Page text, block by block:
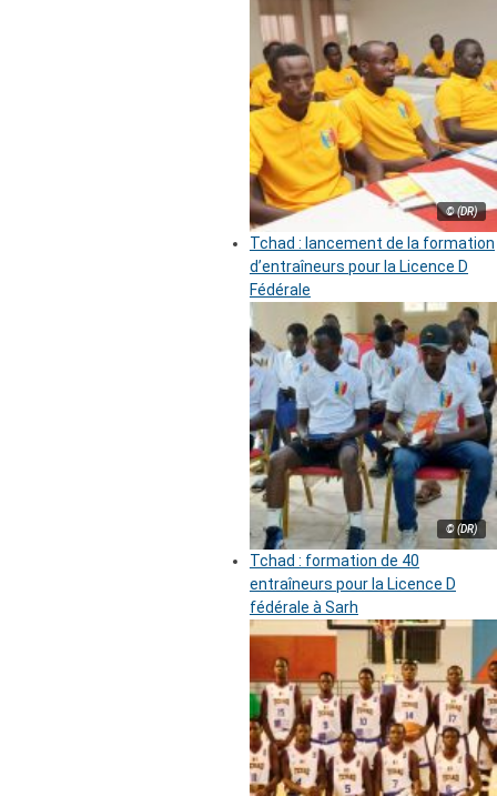
© (DR)
Tchad : lancement de la formation
d’entraîneurs pour la Licence D
Fédérale
© (DR)
Tchad : formation de 40
entraîneurs pour la Licence D
fédérale à Sarh